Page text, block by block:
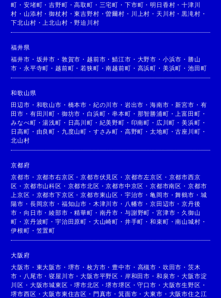
町 ・安堵町 ・吉野町 ・高取町 ・ 三宅町 ・ 下市町 ・明日香村 ・十津川
村 ・ 山添村 ・御杖村 ・東吉野村 ・曽爾村 ・ 川上村 ・ 天川村 ・黒滝村 ・
下北山村 ・ 上北山村 ・野迫川村
福井県
福井市 ・ 坂井市 ・ 敦賀市 ・ 越前市 ・鯖江市 ・ 大野市 ・ 小浜市 ・ 勝山
市 ・永平寺町 ・ 越前町 ・若狭町 ・南越前町 ・ 高浜町 ・ 美浜町 ・ 池田町
和歌山県
田辺市 ・ 和歌山市 ・ 橋本市 ・ 紀の川市 ・ 岩出市 ・海南市 ・新宮市 ・ 有
田市 ・ 有田川町 ・ 御坊市 ・ 白浜町 ・ 串本町 ・ 那智勝浦町 ・ 上富田町 ・
みなべ町 ・湯浅町 ・ 日高川町 ・ 紀美野町 ・ 印南町 ・ 広川町 ・美浜町 ・
日高町 ・ 由良町 ・ 九度山町 ・ すさみ町 ・ 高野町 ・太地町 ・古座川町 ・
北山村
京都府
京都市 ・ 京都市右京区 ・京都市伏見区 ・ 京都市左京区 ・ 京都市西京
区 ・京都市山科区 ・ 京都市北区 ・京都市中京区 ・京都市南区 ・ 京都市
上京区 ・ 京都市下京区 ・京都市東山区 ・ 宇治市 ・亀岡市 ・舞鶴市 ・ 城
陽市 ・ 長岡京市 ・ 福知山市 ・ 木津川市 ・ 八幡市 ・京田辺市 ・京丹後
市 ・向日市 ・綾部市 ・精華町 ・ 南丹市 ・ 与謝野町 ・ 宮津市 ・ 久御山
町 ・京丹波町 ・宇治田原町 ・ 大山崎町 ・ 井手町 ・和束町 ・南山城村 ・
伊根町 ・ 笠置町
大阪府
大阪市 ・ 東大阪市 ・ 堺市 ・枚方市 ・ 豊中市 ・ 高槻市 ・ 吹田市 ・ 茨木
市 ・ 八尾市 ・寝屋川市 ・大阪市平野区 ・ 岸和田市 ・ 和泉市 ・大阪市淀
川区 ・ 大阪市城東区 ・堺市北区 ・堺市堺区 ・守口市 ・ 大阪市生野区 ・
堺市西区 ・大阪市東住吉区 ・ 門真市 ・箕面市 ・大東市 ・ 大阪市住之江